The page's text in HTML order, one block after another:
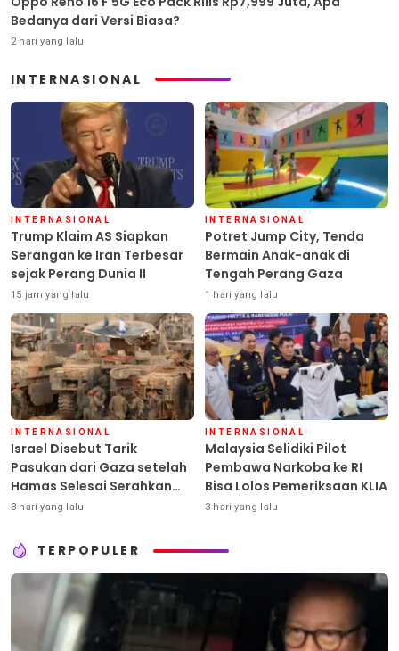
Bedanya dari Versi Biasa?
2 hari yang lalu
INTERNASIONAL
INTERNASIONAL
Trump Klaim AS Siapkan
Serangan ke Iran Terbesar
sejak Perang Dunia II
15 jam yang lalu
INTERNASIONAL
Potret Jump City, Tenda
Bermain Anak-anak di
Tengah Perang Gaza
1 hari yang lalu
INTERNASIONAL
Israel Disebut Tarik
Pasukan dari Gaza setelah
Hamas Selesai Serahkan
Senjata
3 hari yang lalu
INTERNASIONAL
Malaysia Selidiki Pilot
Pembawa Narkoba ke RI
Bisa Lolos Pemeriksaan KLIA
3 hari yang lalu
TERPOPULER